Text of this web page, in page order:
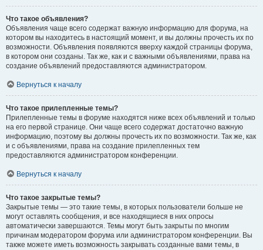
Что такое объявления?
Объявления чаще всего содержат важную информацию для форума, на
котором вы находитесь в настоящий момент, и вы должны прочесть их по
возможности. Объявления появляются вверху каждой страницы форума,
в котором они созданы. Так же, как и с важными объявлениями, права на
создание объявлений предоставляются администратором.
Вернуться к началу
Что такое прилепленные темы?
Прилепленные темы в форуме находятся ниже всех объявлений и только
на его первой странице. Они чаще всего содержат достаточно важную
информацию, поэтому вы должны прочесть их по возможности. Так же, как
и с объявлениями, права на создание прилепленных тем
предоставляются администратором конференции.
Вернуться к началу
Что такое закрытые темы?
Закрытые темы — это такие темы, в которых пользователи больше не
могут оставлять сообщения, и все находящиеся в них опросы
автоматически завершаются. Темы могут быть закрыты по многим
причинам модератором форума или администратором конференции. Вы
также можете иметь возможность закрывать созданные вами темы, в